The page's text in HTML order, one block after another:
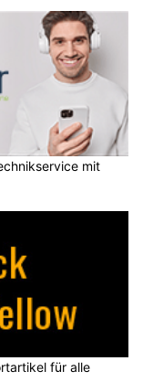
mit
für alle